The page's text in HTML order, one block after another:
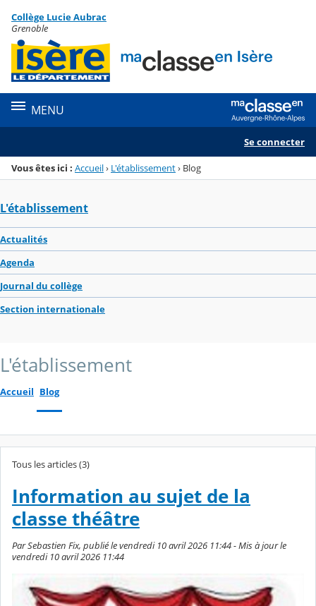
Menu de la rubrique
Contenu
Collège Lucie Aubrac
Grenoble
MENU
Se connecter
Vous êtes ici : Accueil› L'établissement› Blog
L'établissement
Actualités
Agenda
Journal du collège
Section internationale
L'établissement
Accueil Blog
Tous les articles (3)
Information au sujet de la
classe théâtre
Par Sebastien Fix, publié le vendredi 10 avril 2026 11:44 - Mis à jour le
vendredi 10 avril 2026 11:44